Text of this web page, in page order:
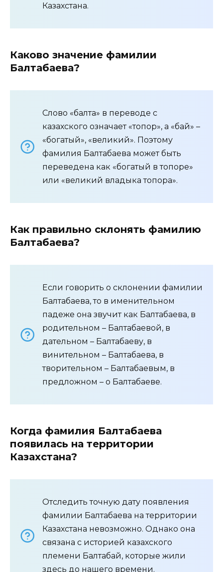
Казахстана.
Каково значение фамилии
Балтабаева?
Слово «балта» в переводе с
казахского означает «топор», а «бай» –
«богатый», «великий». Поэтому
фамилия Балтабаева может быть
переведена как «богатый в топоре»
или «великий владыка топора».
Как правильно склонять фамилию
Балтабаева?
Если говорить о склонении фамилии
Балтабаева, то в именительном
падеже она звучит как Балтабаева, в
родительном – Балтабаевой, в
дательном – Балтабаеву, в
винительном – Балтабаева, в
творительном – Балтабаевым, в
предложном – о Балтабаеве.
Когда фамилия Балтабаева
появилась на территории
Казахстана?
Отследить точную дату появления
фамилии Балтабаева на территории
Казахстана невозможно. Однако она
связана с историей казахского
племени Балтабай, которые жили
здесь до нашего времени.